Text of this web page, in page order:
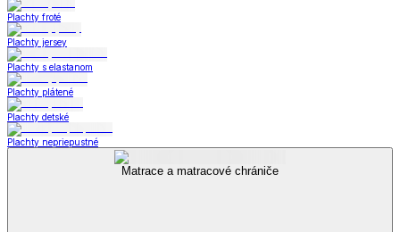
Plachty froté
Plachty jersey
Plachty s elastanom
Plachty plátené
Plachty detské
Plachty nepriepustné
Matrace a matracové chrániče